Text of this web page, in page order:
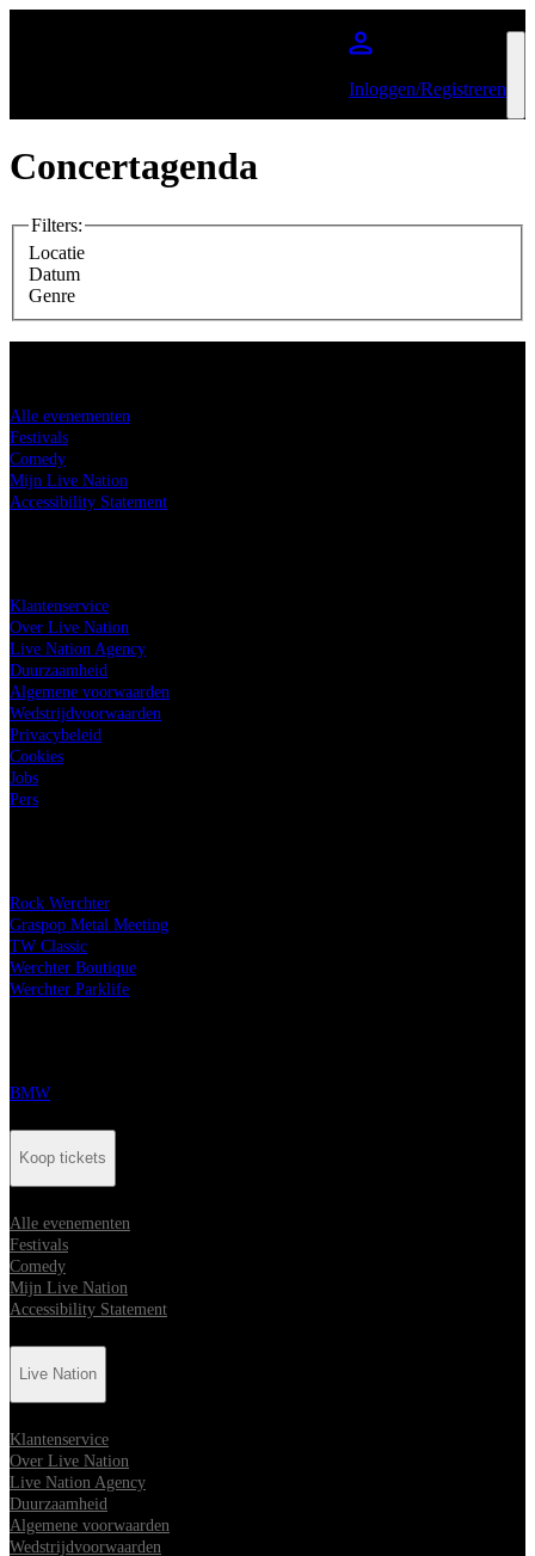
Inloggen/Registreren
Concertagenda
Filters:
Locatie
Datum
Genre
Alle evenementen
Festivals
Comedy
Mijn Live Nation
Accessibility Statement
Klantenservice
Over Live Nation
Live Nation Agency
Duurzaamheid
Algemene voorwaarden
Wedstrijdvoorwaarden
Privacybeleid
Cookies
Jobs
Pers
Rock Werchter
Graspop Metal Meeting
TW Classic
Werchter Boutique
Werchter Parklife
BMW
Koop tickets
Alle evenementen
Festivals
Comedy
Mijn Live Nation
Accessibility Statement
Live Nation
Klantenservice
Over Live Nation
Live Nation Agency
Duurzaamheid
Algemene voorwaarden
Wedstrijdvoorwaarden